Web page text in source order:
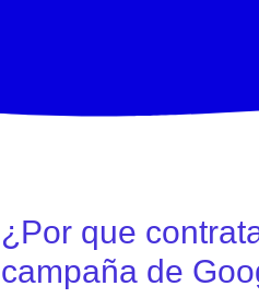
¿Por que
campaña de